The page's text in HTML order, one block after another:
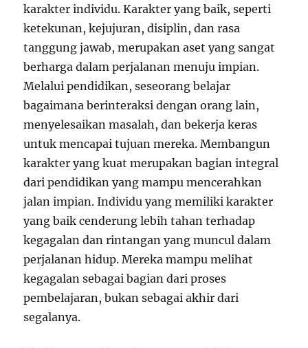
karakter individu. Karakter yang baik, seperti
ketekunan, kejujuran, disiplin, dan rasa
tanggung jawab, merupakan aset yang sangat
berharga dalam perjalanan menuju impian.
Melalui pendidikan, seseorang belajar
bagaimana berinteraksi dengan orang lain,
menyelesaikan masalah, dan bekerja keras
untuk mencapai tujuan mereka. Membangun
karakter yang kuat merupakan bagian integral
dari pendidikan yang mampu mencerahkan
jalan impian. Individu yang memiliki karakter
yang baik cenderung lebih tahan terhadap
kegagalan dan rintangan yang muncul dalam
perjalanan hidup. Mereka mampu melihat
kegagalan sebagai bagian dari proses
pembelajaran, bukan sebagai akhir dari
segalanya.